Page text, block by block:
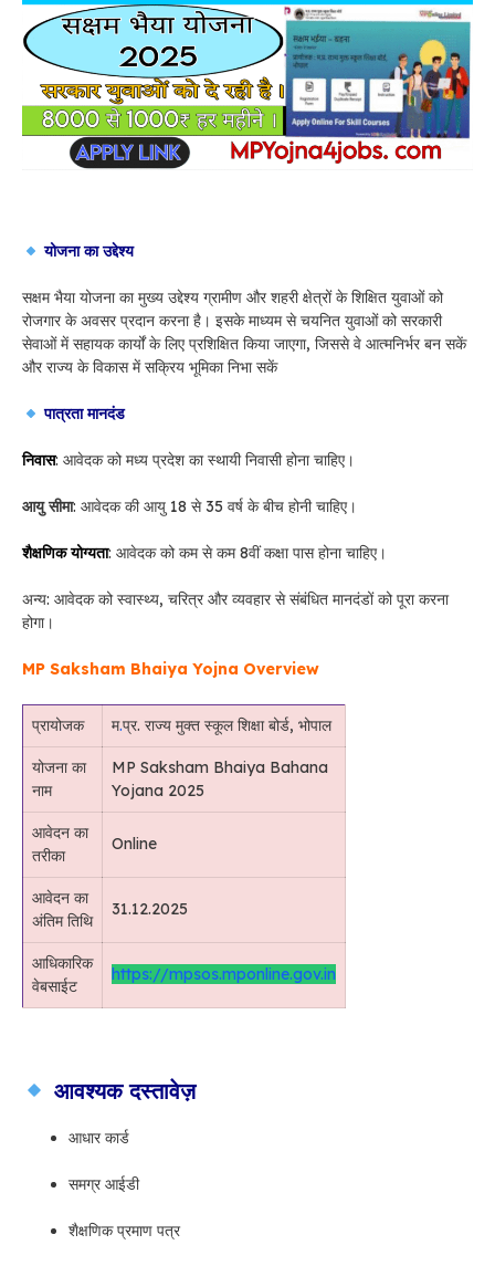
योजना का उद्देश्य
सक्षम भैया योजना का मुख्य उद्देश्य ग्रामीण और शहरी क्षेत्रों के शिक्षित युवाओं को
रोजगार के अवसर प्रदान करना है। इसके माध्यम से चयनित युवाओं को सरकारी
सेवाओं में सहायक कार्यों के लिए प्रशिक्षित किया जाएगा, जिससे वे आत्मनिर्भर बन सकें
और राज्य के विकास में सक्रिय भूमिका निभा सकें
पात्रता मानदंड
निवास: आवेदक को मध्य प्रदेश का स्थायी निवासी होना चाहिए।
आयु सीमा: आवेदक की आयु 18 से 35 वर्ष के बीच होनी चाहिए।
शैक्षणिक योग्यता: आवेदक को कम से कम 8वीं कक्षा पास होना चाहिए।
अन्य: आवेदक को स्वास्थ्य, चरित्र और व्यवहार से संबंधित मानदंडों को पूरा करना
होगा।
MP Saksham Bhaiya Yojna Overview
प्रायोजक म.प्र. राज्य मुक्त स्कूल शिक्षा बोर्ड, भोपाल
योजना का
नाम
MP Saksham Bhaiya Bahana
Yojana 2025
आवेदन का
तरीका
Online
आवेदन का
अंतिम तिथि
31.12.2025
आधिकारिक
वेबसाईट
https://mpsos.mponline.gov.in
आवश्यक दस्तावेज़
आधार कार्ड
समग्र आईडी
शैक्षणिक प्रमाण पत्र